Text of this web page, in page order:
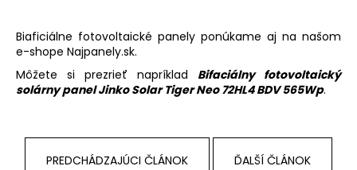
Biaficiálne fotovoltaické panely ponúkame aj na našom
e-shope Najpanely.sk.
Môžete si prezrieť napríklad Bifaciálny fotovoltaický
solárny panel Jinko Solar Tiger Neo 72HL4 BDV 565Wp.
PREDCHÁDZAJÚCI ČLÁNOK ĎALŠÍ ČLÁNOK